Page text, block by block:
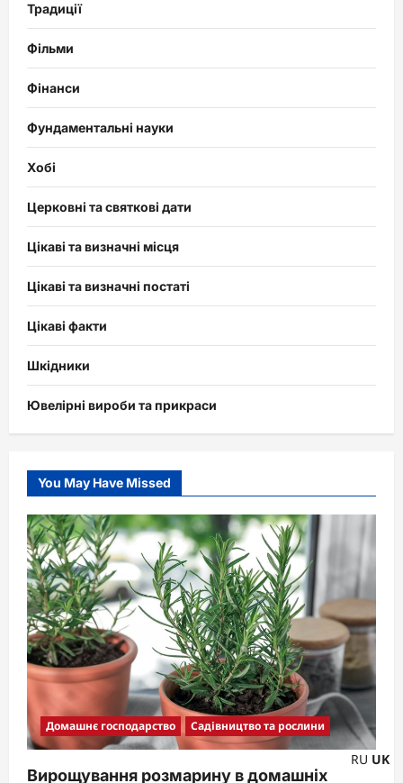
Традиції
Фільми
Фінанси
Фундаментальні науки
Хобі
Церковні та святкові дати
Цікаві та визначні місця
Цікаві та визначні постаті
Цікаві факти
Шкідники
Ювелірні вироби та прикраси
You May Have Missed
Домашнє господарство Садівництво та рослини
Вирощування розмарину в домашніх
RU UK